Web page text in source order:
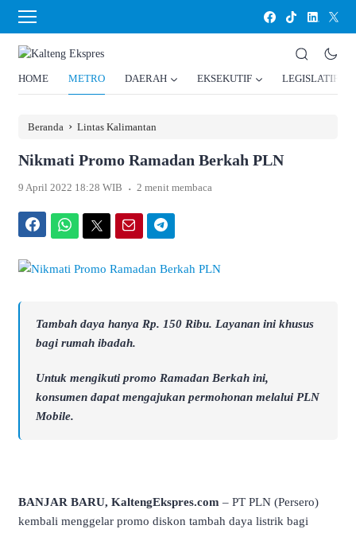
HOME METRO DAERAH EKSEKUTIF LEGISLATIF
Beranda › Lintas Kalimantan
Nikmati Promo Ramadan Berkah PLN
9 April 2022 18:28 WIB . 2 menit membaca
Tambah daya hanya Rp. 150 Ribu. Layanan ini khusus
bagi rumah ibadah.
Untuk mengikuti promo Ramadan Berkah ini,
konsumen dapat mengajukan permohonan melalui PLN
Mobile.
BANJAR BARU, KaltengEkspres.com – PT PLN (Persero)
kembali menggelar promo diskon tambah daya listrik bagi